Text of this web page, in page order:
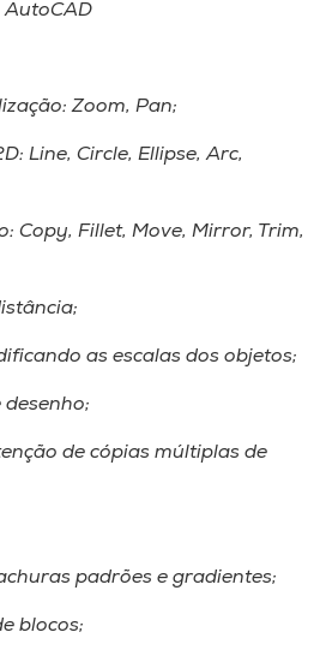
AutoCAD
Zoom, Pan;
Line, Circle, Ellipse, Arc,
Copy, Fillet, Move, Mirror, Trim,
as escalas dos objetos;
desenho;
de cópias múltiplas de
padrões e gradientes;
blocos;